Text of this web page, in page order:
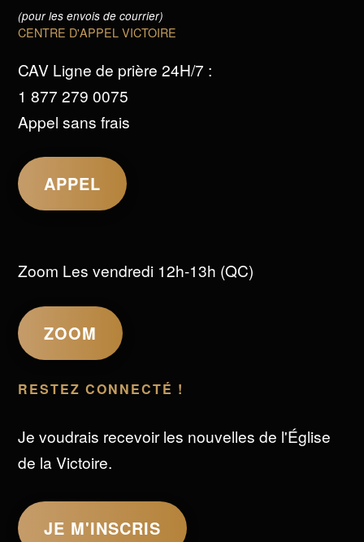
(pour les envois de courrier)
CENTRE D'APPEL VICTOIRE
CAV Ligne de prière 24H/7 :
1 877 279 0075
Appel sans frais
APPEL
Zoom Les vendredi 12h-13h (QC)
ZOOM
RESTEZ CONNECTÉ !
Je voudrais recevoir les nouvelles de l'Église
de la Victoire.
JE M'INSCRIS